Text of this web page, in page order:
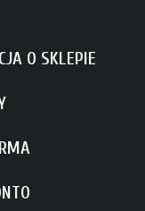
O SKLEPIE